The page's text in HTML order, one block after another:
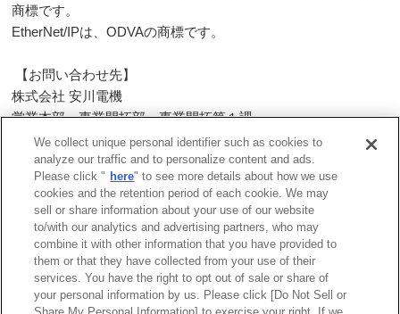
商標です。
EtherNet/IPは、ODVAの商標です。
【お問い合わせ先】
株式会社 安川電機
営業本部 事業開拓部 事業開拓第１課
課長 松田 光広TEL:03-5402-4525
一覧へ戻る
サイトマップ 商標について
利用規程
We collect unique personal identifier such as cookies to
analyze our traffic and to personalize content and ads.
Please click " here" to see more details about how we use
cookies and the retention period of each cookie. We may
sell or share information about your use of our website
to/with our analytics and advertising partners, who may
combine it with other information that you have provided to
them or that they have collected from your use of their
services. You have the right to opt out of sale or share of
your personal information by us. Please click [Do Not Sell or